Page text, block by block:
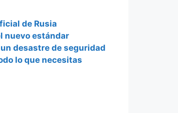
de Rusia
nuevo estándar
desastre de seguridad
lo que necesitas